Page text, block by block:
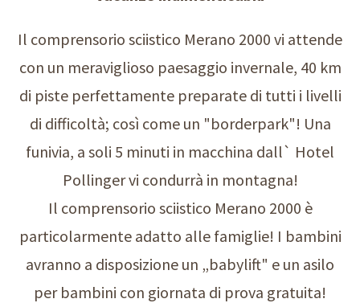
Il comprensorio sciistico Merano 2000 vi attende
con un meraviglioso paesaggio invernale, 40 km
di piste perfettamente preparate di tutti i livelli
di difficoltà; così come un "borderpark"! Una
funivia, a soli 5 minuti in macchina dall` Hotel
Pollinger vi condurrà in montagna!
Il comprensorio sciistico Merano 2000 è
particolarmente adatto alle famiglie! I bambini
avranno a disposizione un „babylift" e un asilo
per bambini con giornata di prova gratuita!